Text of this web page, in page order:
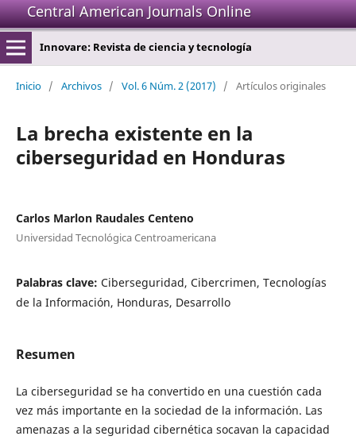
Central American Journals Online
Innovare: Revista de ciencia y tecnología
Inicio / Archivos / Vol. 6 Núm. 2 (2017) / Artículos originales
La brecha existente en la
ciberseguridad en Honduras
Carlos Marlon Raudales Centeno
Universidad Tecnológica Centroamericana
Palabras clave: Ciberseguridad, Cibercrimen, Tecnologías
de la Información, Honduras, Desarrollo
Resumen
La ciberseguridad se ha convertido en una cuestión cada
vez más importante en la sociedad de la información. Las
amenazas a la seguridad cibernética socavan la capacidad